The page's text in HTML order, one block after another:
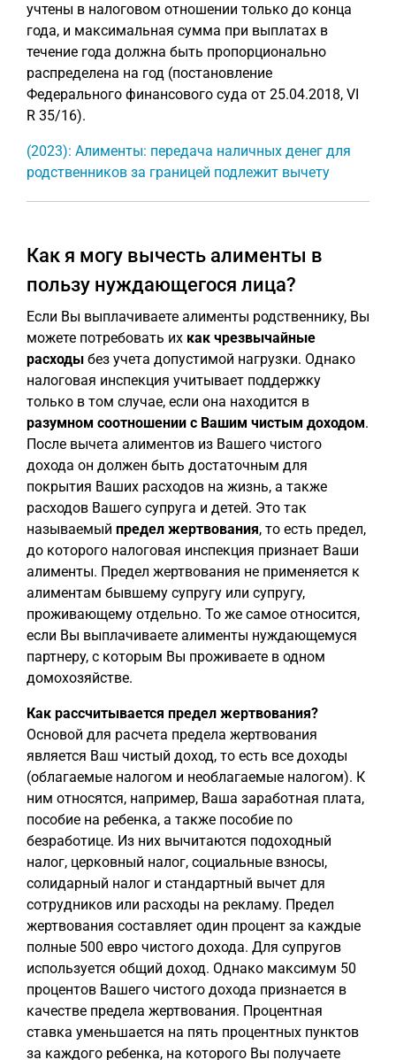
учтены в налоговом отношении только до конца
года, и максимальная сумма при выплатах в
течение года должна быть пропорционально
распределена на год (постановление
Федерального финансового суда от 25.04.2018, VI
R 35/16).
(2023): Алименты: передача наличных денег для
родственников за границей подлежит вычету
Как я могу вычесть алименты в
пользу нуждающегося лица?
Если Вы выплачиваете алименты родственнику, Вы
можете потребовать их как чрезвычайные
расходы без учета допустимой нагрузки. Однако
налоговая инспекция учитывает поддержку
только в том случае, если она находится в
разумном соотношении с Вашим чистым доходом.
После вычета алиментов из Вашего чистого
дохода он должен быть достаточным для
покрытия Ваших расходов на жизнь, а также
расходов Вашего супруга и детей. Это так
называемый предел жертвования, то есть предел,
до которого налоговая инспекция признает Ваши
алименты. Предел жертвования не применяется к
алиментам бывшему супругу или супругу,
проживающему отдельно. То же самое относится,
если Вы выплачиваете алименты нуждающемуся
партнеру, с которым Вы проживаете в одном
домохозяйстве.
Как рассчитывается предел жертвования?
Основой для расчета предела жертвования
является Ваш чистый доход, то есть все доходы
(облагаемые налогом и необлагаемые налогом). К
ним относятся, например, Ваша заработная плата,
пособие на ребенка, а также пособие по
безработице. Из них вычитаются подоходный
налог, церковный налог, социальные взносы,
солидарный налог и стандартный вычет для
сотрудников или расходы на рекламу. Предел
жертвования составляет один процент за каждые
полные 500 евро чистого дохода. Для супругов
используется общий доход. Однако максимум 50
процентов Вашего чистого дохода признается в
качестве предела жертвования. Процентная
ставка уменьшается на пять процентных пунктов
за каждого ребенка, на которого Вы получаете